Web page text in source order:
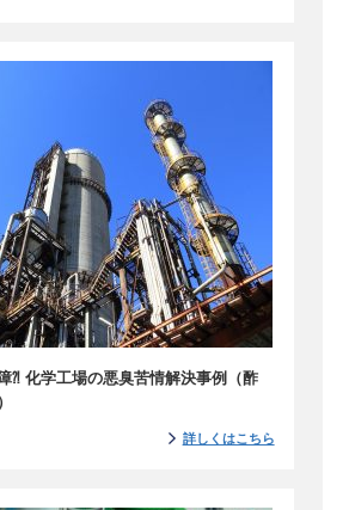
⁈ 化学工場の悪臭苦情解決事例（酢
詳しくはこちら